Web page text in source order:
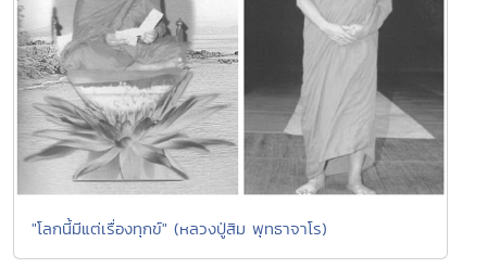
"โลกนี้มีแต่เรื่องทุกข์" (หลวงปู่สิม พุทธาจาโร)